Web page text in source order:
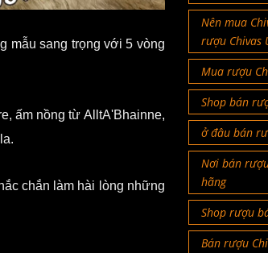
mẫu sang trọng với 5 vòng
ấm nồng từ AlltA'Bhainne,
chắn làm hài lòng những
Nên mua
rượu Chivas
Mua rượu
Shop bán
ở đâu bán
Nơi bán
hãng
Shop rượu
Bán rượu